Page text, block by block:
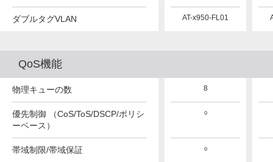
ダブルタグVLAN AT-x950-FL01
QoS機能
物理キューの数
優先制御 （CoS/ToS/DSCP/ポリシ
ーベース）
帯域制限/帯域保証
8
○
○